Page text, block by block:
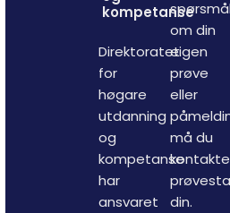
kompetanse
Direktoratet
for
høgare
utdanning
og
kompetanse
har
ansvaret
spørsmål
om din
eigen
prøve
eller
må du
kontakte
din.